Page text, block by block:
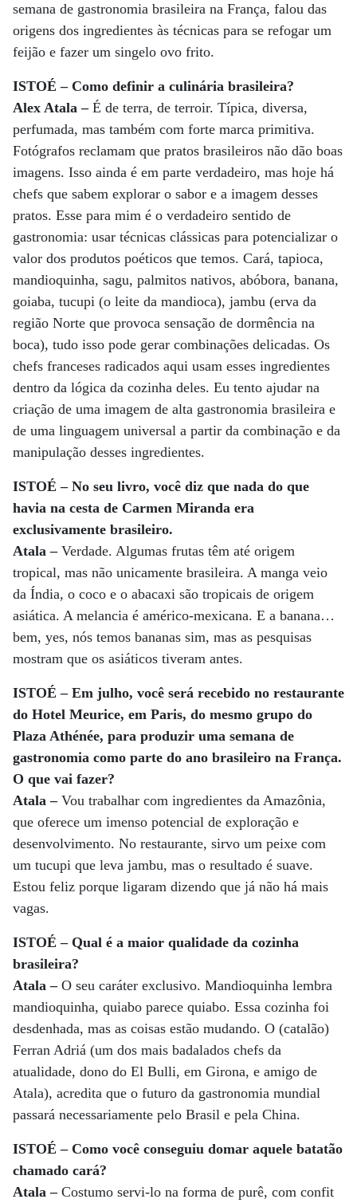
semana de gastronomia brasileira na França, falou das
origens dos ingredientes às técnicas para se refogar um
feijão e fazer um singelo ovo frito.
ISTOÉ – Como definir a culinária brasileira?
Alex Atala –É de terra, de terroir. Típica, diversa,
perfumada, mas também com forte marca primitiva.
Fotógrafos reclamam que pratos brasileiros não dão boas
imagens. Isso ainda é em parte verdadeiro, mas hoje há
chefs que sabem explorar o sabor e a imagem desses
pratos. Esse para mim é o verdadeiro sentido de
gastronomia: usar técnicas clássicas para potencializar o
valor dos produtos poéticos que temos. Cará, tapioca,
mandioquinha, sagu, palmitos nativos, abóbora, banana,
goiaba, tucupi (o leite da mandioca), jambu (erva da
região Norte que provoca sensação de dormência na
boca), tudo isso pode gerar combinações delicadas. Os
chefs franceses radicados aqui usam esses ingredientes
dentro da lógica da cozinha deles. Eu tento ajudar na
criação de uma imagem de alta gastronomia brasileira e
de uma linguagem universal a partir da combinação e da
manipulação desses ingredientes.
ISTOÉ – No seu livro, você diz que nada do que
havia na cesta de Carmen Miranda era
exclusivamente brasileiro.
Atala – Verdade. Algumas frutas têm até origem
tropical, mas não unicamente brasileira. A manga veio
da Índia, o coco e o abacaxi são tropicais de origem
asiática. A melancia é américo-mexicana. E a banana…
bem, yes, nós temos bananas sim, mas as pesquisas
mostram que os asiáticos tiveram antes.
ISTOÉ – Em julho, você será recebido no restaurante
do Hotel Meurice, em Paris, do mesmo grupo do
Plaza Athénée, para produzir uma semana de
gastronomia como parte do ano brasileiro na França.
O que vai fazer?
Atala –Vou trabalhar com ingredientes da Amazônia,
que oferece um imenso potencial de exploração e
desenvolvimento. No restaurante, sirvo um peixe com
um tucupi que leva jambu, mas o resultado é suave.
Estou feliz porque ligaram dizendo que já não há mais
vagas.
ISTOÉ – Qual é a maior qualidade da cozinha
brasileira?
Atala –O seu caráter exclusivo. Mandioquinha lembra
mandioquinha, quiabo parece quiabo. Essa cozinha foi
desdenhada, mas as coisas estão mudando. O (catalão)
Ferran Adriá (um dos mais badalados chefs da
atualidade, dono do El Bulli, em Girona, e amigo de
Atala), acredita que o futuro da gastronomia mundial
passará necessariamente pelo Brasil e pela China.
ISTOÉ – Como você conseguiu domar aquele batatão
chamado cará?
Atala –Costumo servi-lo na forma de purê, com confit